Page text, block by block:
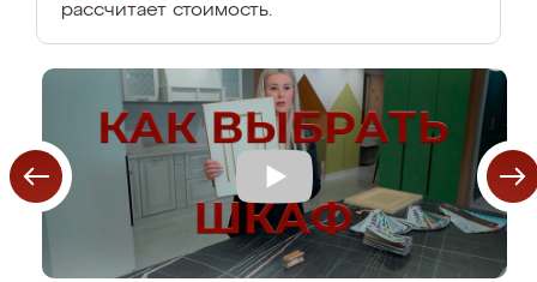
рассчитает стоимость.